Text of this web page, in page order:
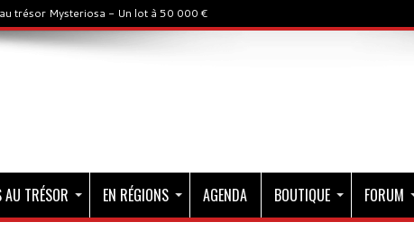
trésor Mysteriosa - Un lot à 50 000 €
AU TRÉSOR EN RÉGIONS AGENDA BOUTIQUE FORUM